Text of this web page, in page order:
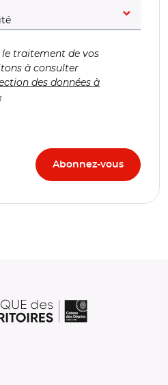
le traitement de vos
à consulter
des données à